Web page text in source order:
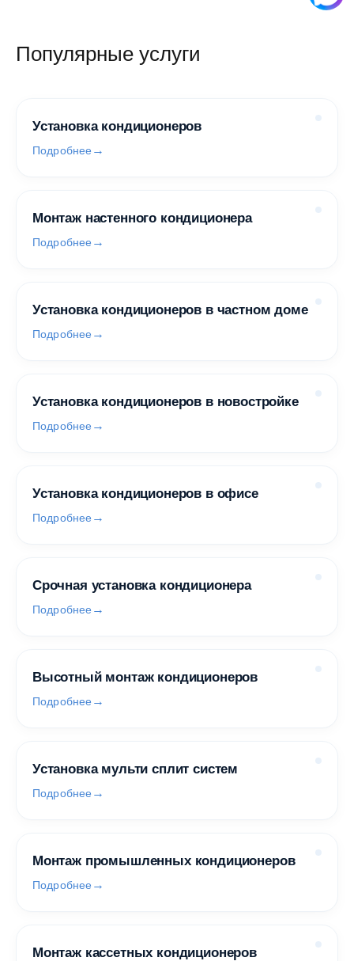
Популярные услуги
Установка кондиционеров
Подробнее
Монтаж настенного кондиционера
Подробнее
Установка кондиционеров в частном доме
Подробнее
Установка кондиционеров в новостройке
Подробнее
Установка кондиционеров в офисе
Подробнее
Срочная установка кондиционера
Подробнее
Высотный монтаж кондиционеров
Подробнее
Установка мульти сплит систем
Подробнее
Монтаж промышленных кондиционеров
Подробнее
Монтаж кассетных кондиционеров